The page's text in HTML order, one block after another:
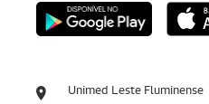
Unimed Leste Fluminense